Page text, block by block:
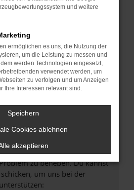
neu.
dein Browser und dein
auf dem neuesten Stand
birgt nicht nur ein
sondern kann auch dazu
Funktionen nicht mehr
den Webseitenbetreiber.
genannten Schritte versucht
uns bitte. Wir werden
zu beheben. Du kannst
um uns bei der
und weitere
ermöglichen es uns, die Nutzung der
um die Leistung zu messen und
werden Technologien eingesetzt,
verwendet werden, um
zu verfolgen und um Anzeigen
Ihre Interessen relevant sind.
Speichern
Cookies ablehnen
akzeptieren